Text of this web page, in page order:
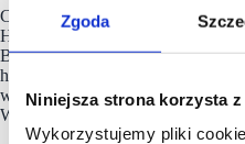
Zgoda
Niniejsza strona korzysta
Wykorzystujemy pliki
Ceetrus Polska sp. z o.o. jest
Handlowych Auchan oraz Galerii
Bronowice. Firma dysponuje
ha terenów inwestycyjnych. Firma
we Francji, a dziś jest obecna w
W Polsce spółka prowadzi